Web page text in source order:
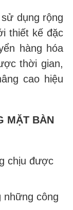
dụng rộng
thiết kế đặc
hàng hóa
thời gian,
cao hiệu
MẶT BÀN
chịu được
công